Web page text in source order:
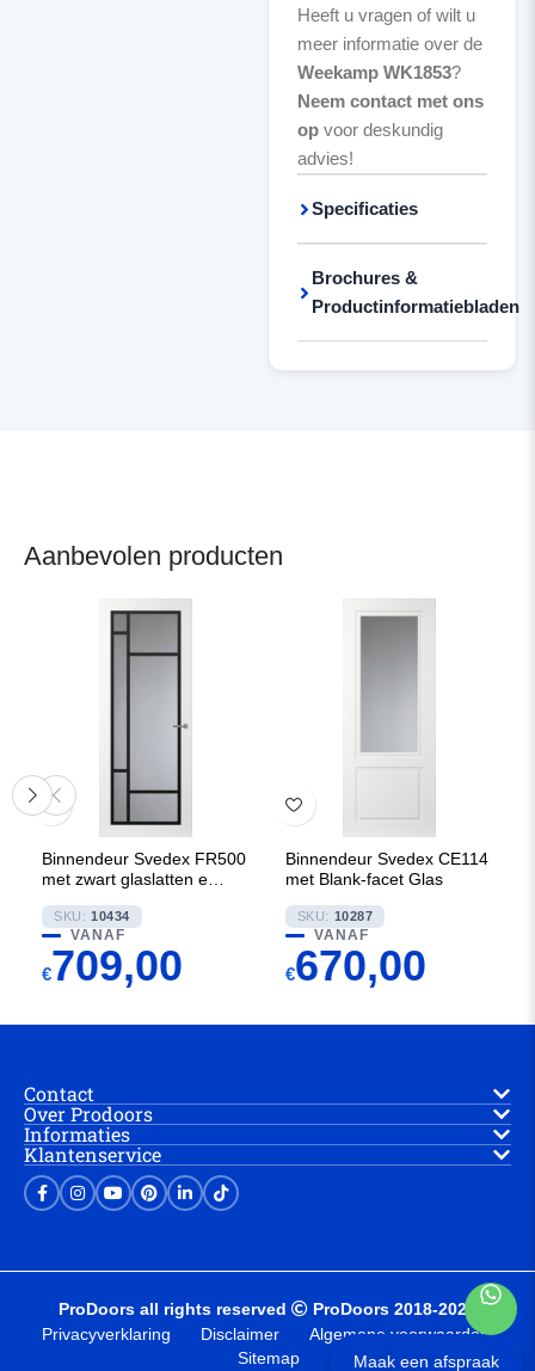
Heeft u vragen of wilt u
meer informatie over de
Weekamp WK1853?
Neem contact met ons
opvoor deskundig
advies!
Specificaties
Brochures &
Productinformatiebladen
Aanbevolen producten
Binnendeur Svedex FR500
met zwart glaslatten en
SKU: 10434
VANAF
€709,00
Binnendeur Svedex CE114
met Blank-facet Glas
SKU: 10287
VANAF
€670,00
Contact
Over Prodoors
Informaties
Klantenservice
ProDoors all rights reserved
ProDoors 2018-2025
Privacyverklaring
Disclaimer
Algemene voorwaarden
Sitemap
Maak een afspraak